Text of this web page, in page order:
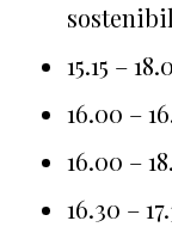
15.15 –
16.00 –
16.00 –
16.30 –